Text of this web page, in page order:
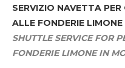
SERVIZIO NAVETTA
ALLE FONDERIE
SHUTTLE SERVICE FOR
FONDERIE LIMONE IN